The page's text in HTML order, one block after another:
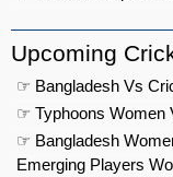
Upcoming
☞ Bangladesh Vs
☞ Typhoons Women
☞ Bangladesh
Emerging Players